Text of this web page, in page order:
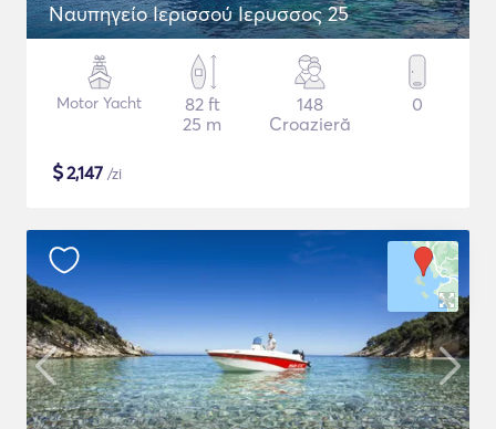
Ναυπηγείο Ιερισσού Ιερυσσος 25
Motor Yacht
82 ft
25 m
148
Croazieră
0
$2,147 /zi